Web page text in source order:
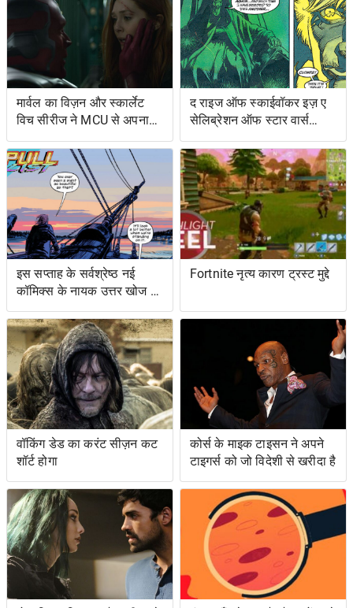
मार्वल का विज़न और स्कार्लेट
विच सीरीज ने MCU से अपना
शोअरनर चुना
द राइज ऑफ स्काईवॉकर इज़ ए
सेलिब्रेशन ऑफ स्टार वार्स
ओल्ड एक्सटेंडेड यूनिवर्स- एंड
इट्स ग्रेटेस्ट रेस्ट्यूडिएशन
इस सप्ताह के सर्वश्रेष्ठ नई
कॉमिक्स के नायक उत्तर खोज रहे
हैं ... और प्रतिशोध समुद्र पर
Fortnite नृत्य कारण ट्रस्ट मुद्दे
वॉकिंग डेड का करंट सीज़न कट
शॉर्ट होगा
कोर्स के माइक टाइसन ने अपने
टाइगर्स को जो विदेशी से खरीदा है